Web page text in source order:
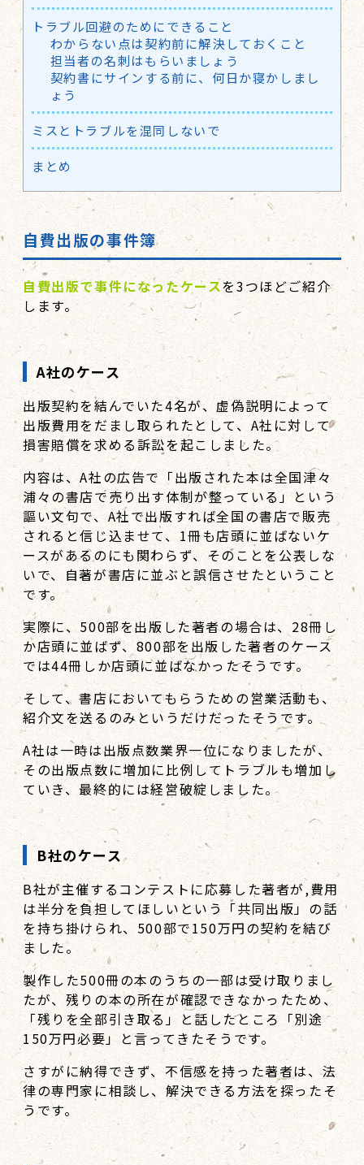
トラブル回避のためにできること
わからない点は契約前に解決しておくこと
担当者の名刺はもらいましょう
契約書にサインする前に、何日か寝かしまし
ょう
ミスとトラブルを混同しないで
まとめ
自費出版の事件簿
自費出版で事件になったケースを3つほどご紹介
します。
A社のケース
出版契約を結んでいた4名が、虚偽説明によって
出版費用をだまし取られたとして、A社に対して
損害賠償を求める訴訟を起こしました。
内容は、A社の広告で「出版された本は全国津々
浦々の書店で売り出す体制が整っている」という
謳い文句で、A社で出版すれば全国の書店で販売
されると信じ込ませて、1冊も店頭に並ばないケ
ースがあるのにも関わらず、そのことを公表しな
いで、自著が書店に並ぶと誤信させたということ
です。
実際に、500部を出版した著者の場合は、28冊し
か店頭に並ばず、800部を出版した著者のケース
では44冊しか店頭に並ばなかったそうです。
そして、書店においてもらうための営業活動も、
紹介文を送るのみというだけだったそうです。
A社は一時は出版点数業界一位になりましたが、
その出版点数に増加に比例してトラブルも増加し
ていき、最終的には経営破綻しました。
B社のケース
B社が主催するコンテストに応募した著者が,費用
は半分を負担してほしいという「共同出版」の話
を持ち掛けられ、500部で150万円の契約を結び
ました。
製作した500冊の本のうちの一部は受け取りまし
たが、残りの本の所在が確認できなかったため、
「残りを全部引き取る」と話したところ「別途
150万円必要」と言ってきたそうです。
さすがに納得できず、不信感を持った著者は、法
律の専門家に相談し、解決できる方法を探ったそ
うです。